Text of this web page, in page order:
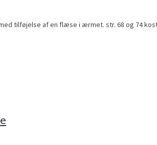
tilføjelse af en flæse i ærmet. str. 68 og 74